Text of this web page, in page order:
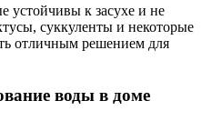
устойчивы к засухе и не
суккуленты и некоторые
отличным решением для
воды в доме